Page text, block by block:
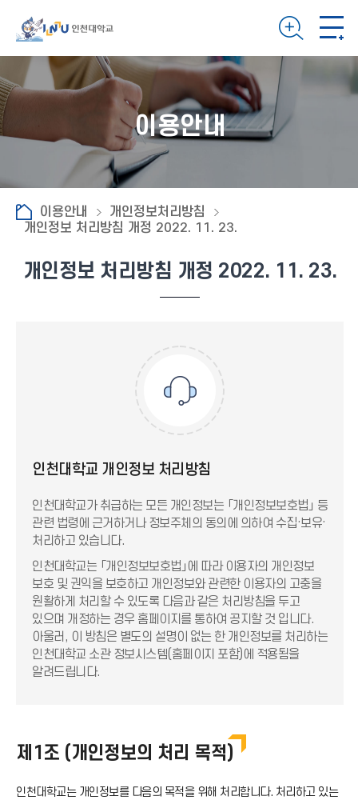
이용안내
이용안내
개인정보처리방침
개인정보 처리방침 개정 2022. 11. 23.
개인정보 처리방침 개정 2022. 11. 23.
인천대학교 개인정보 처리방침
인천대학교가 취급하는 모든 개인정보는 「개인정보보호법」 등
관련 법령에 근거하거나 정보주체의 동의에 의하여 수집·보유·
처리하고 있습니다.
인천대학교는 「개인정보보호법」에 따라 이용자의 개인정보
보호 및 권익을 보호하고 개인정보와 관련한 이용자의 고충을
원활하게 처리할 수 있도록 다음과 같은 처리방침을 두고
있으며 개정하는 경우 홈페이지를 통하여 공지할 것 입니다.
아울러, 이 방침은 별도의 설명이 없는 한 개인정보를 처리하는
인천대학교 소관 정보시스템(홈페이지 포함)에 적용됨을
알려드립니다.
제1조 (개인정보의 처리 목적)
인천대학교는 개인정보를 다음의 목적을 위해 처리합니다. 처리하고 있는